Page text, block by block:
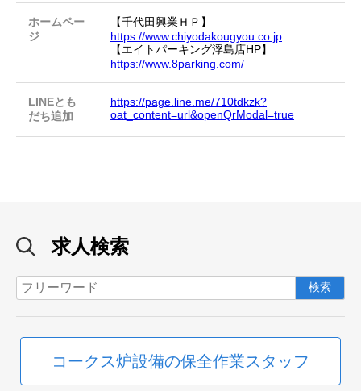
ホームペー
ジ
【千代田興業ＨＰ】
https://www.chiyodakougyou.co.jp
【エイトパーキング浮島店HP】
https://www.8parking.com/
LINEとも
だち追加
https://page.line.me/710tdkzk?
oat_content=url&openQrModal=true
求人検索
コークス炉設備の保全作業スタッフ